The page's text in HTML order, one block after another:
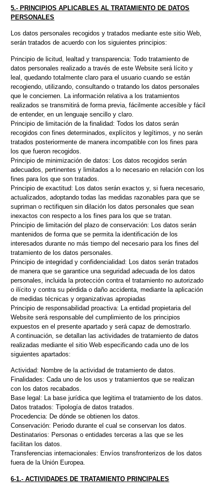
5.- PRINCIPIOS APLICABLES AL TRATAMIENTO DE DATOS
PERSONALES
Los datos personales recogidos y tratados mediante este sitio Web,
serán tratados de acuerdo con los siguientes principios:
Principio de licitud, lealtad y transparencia: Todo tratamiento de
datos personales realizado a través de este Website será lícito y
leal, quedando totalmente claro para el usuario cuando se están
recogiendo, utilizando, consultando o tratando los datos personales
que le conciernen. La información relativa a los tratamientos
realizados se transmitirá de forma previa, fácilmente accesible y fácil
de entender, en un lenguaje sencillo y claro.
Principio de limitación de la finalidad: Todos los datos serán
recogidos con fines determinados, explícitos y legítimos, y no serán
tratados posteriormente de manera incompatible con los fines para
los que fueron recogidos.
Principio de minimización de datos: Los datos recogidos serán
adecuados, pertinentes y limitados a lo necesario en relación con los
fines para los que son tratados.
Principio de exactitud: Los datos serán exactos y, si fuera necesario,
actualizados, adoptando todas las medidas razonables para que se
supriman o rectifiquen sin dilación los datos personales que sean
inexactos con respecto a los fines para los que se tratan.
Principio de limitación del plazo de conservación: Los datos serán
mantenidos de forma que se permita la identificación de los
interesados durante no más tiempo del necesario para los fines del
tratamiento de los datos personales.
Principio de integridad y confidencialidad: Los datos serán tratados
de manera que se garantice una seguridad adecuada de los datos
personales, incluida la protección contra el tratamiento no autorizado
o ilícito y contra su pérdida o daño accidenta, mediante la aplicación
de medidas técnicas y organizativas apropiadas
Principio de responsabilidad proactiva: La entidad propietaria del
Website será responsable del cumplimiento de los principios
expuestos en el presente apartado y será capaz de demostrarlo.
A continuación, se detallan las actividades de tratamiento de datos
realizadas mediante el sitio Web especificando cada uno de los
siguientes apartados:
Actividad: Nombre de la actividad de tratamiento de datos.
Finalidades: Cada uno de los usos y tratamientos que se realizan
con los datos recabados.
Base legal: La base jurídica que legitima el tratamiento de los datos.
Datos tratados: Tipología de datos tratados.
Procedencia: De dónde se obtienen los datos.
Conservación: Periodo durante el cual se conservan los datos.
Destinatarios: Personas o entidades terceras a las que se les
facilitan los datos.
Transferencias internacionales: Envíos transfronterizos de los datos
fuera de la Unión Europea.
6-1.- ACTIVIDADES DE TRATAMIENTO PRINCIPALES